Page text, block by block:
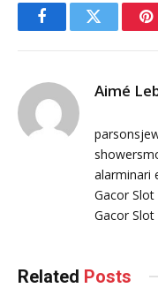
FacebookTwitter
Aimé
alarminari
Gacor Slot
Gacor Slot
Related Posts